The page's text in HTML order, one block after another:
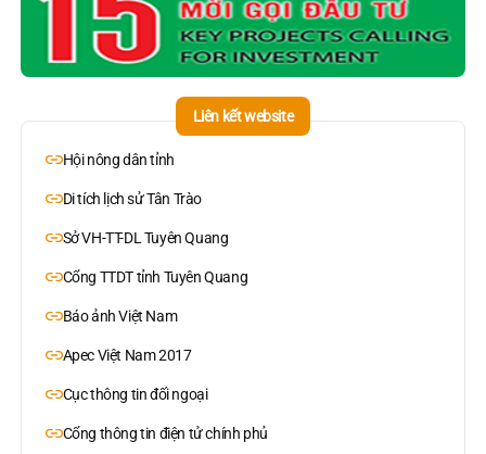
Liên kết website
Hội nông dân tỉnh
Di tích lịch sử Tân Trào
Sở VH-TT-DL Tuyên Quang
Cổng TTDT tỉnh Tuyên Quang
Báo ảnh Việt Nam
Apec Việt Nam 2017
Cục thông tin đối ngoại
Cổng thông tin điện tử chính phủ